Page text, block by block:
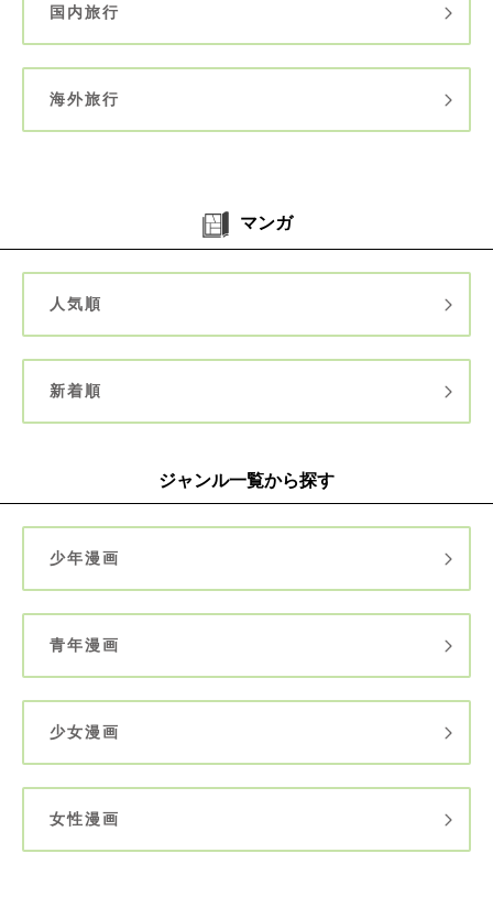
国内旅行
海外旅行
マンガ
人気順
新着順
ジャンル一覧から探す
少年漫画
青年漫画
少女漫画
女性漫画